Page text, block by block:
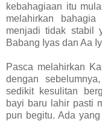
kebahagiaan itu
melahirkan
menjadi tidak stabil
Babang Iyas dan Aa
Pasca melahirkan
dengan
sedikit kesulitan
bayi baru lahir pasti
pun begitu. Ada